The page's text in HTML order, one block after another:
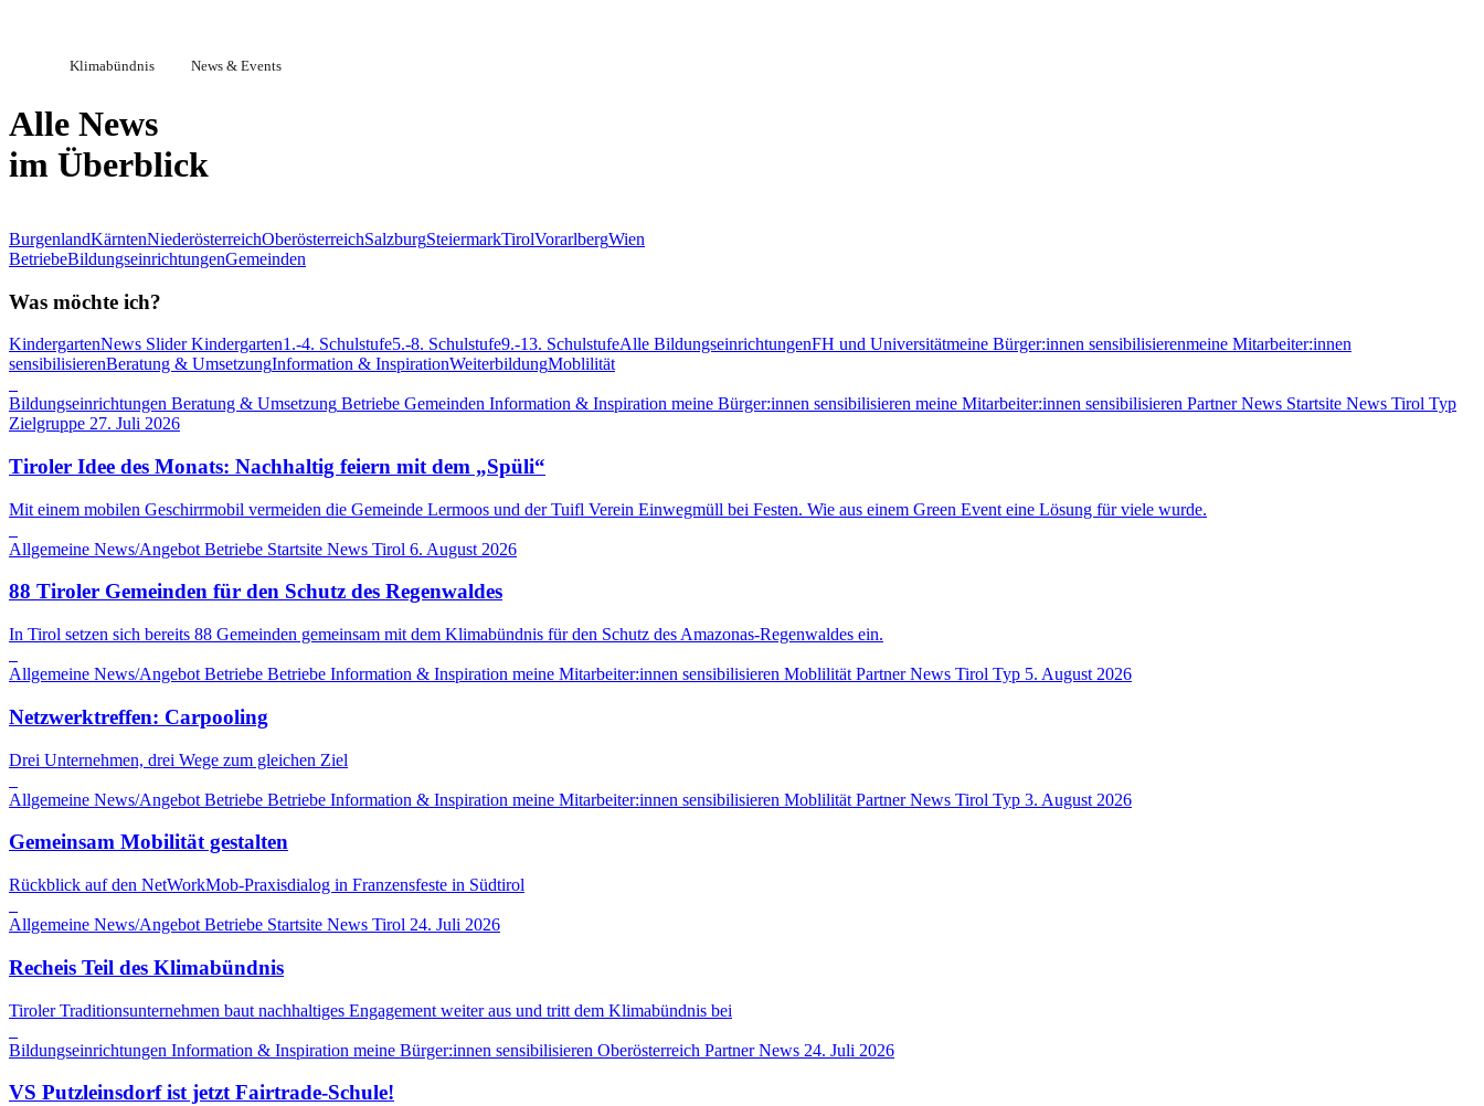
Klimabündnis News & Events
Alle News
im Überblick
BurgenlandKärntenNiederösterreichOberösterreichSalzburgSteiermarkTirolVorarlbergWien
BetriebeBildungseinrichtungenGemeinden
Was möchte ich?
KindergartenNews Slider Kindergarten1.-4. Schulstufe5.-8. Schulstufe9.-13. SchulstufeAlle BildungseinrichtungenFH und Universitätmeine Bürger:innen sensibilisierenmeine Mitarbeiter:innen
sensibilisierenBeratung & UmsetzungInformation & InspirationWeiterbildungMoblilität
Bildungseinrichtungen Beratung & Umsetzung Betriebe Gemeinden Information & Inspiration meine Bürger:innen sensibilisieren meine Mitarbeiter:innen sensibilisieren Partner News Startsite News Tirol Typ
Zielgruppe 27. Juli 2026
Tiroler Idee des Monats: Nachhaltig feiern mit dem „Spüli“
Mit einem mobilen Geschirrmobil vermeiden die Gemeinde Lermoos und der Tuifl Verein Einwegmüll bei Festen. Wie aus einem Green Event eine Lösung für viele wurde.
Allgemeine News/Angebot Betriebe Startsite News Tirol 6. August 2026
88 Tiroler Gemeinden für den Schutz des Regenwaldes
In Tirol setzen sich bereits 88 Gemeinden gemeinsam mit dem Klimabündnis für den Schutz des Amazonas-Regenwaldes ein.
Allgemeine News/Angebot Betriebe Betriebe Information & Inspiration meine Mitarbeiter:innen sensibilisieren Moblilität Partner News Tirol Typ 5. August 2026
Netzwerktreffen: Carpooling
Drei Unternehmen, drei Wege zum gleichen Ziel
Allgemeine News/Angebot Betriebe Betriebe Information & Inspiration meine Mitarbeiter:innen sensibilisieren Moblilität Partner News Tirol Typ 3. August 2026
Gemeinsam Mobilität gestalten
Rückblick auf den NetWorkMob-Praxisdialog in Franzensfeste in Südtirol
Allgemeine News/Angebot Betriebe Startsite News Tirol 24. Juli 2026
Recheis Teil des Klimabündnis
Tiroler Traditionsunternehmen baut nachhaltiges Engagement weiter aus und tritt dem Klimabündnis bei
Bildungseinrichtungen Information & Inspiration meine Bürger:innen sensibilisieren Oberösterreich Partner News 24. Juli 2026
VS Putzleinsdorf ist jetzt Fairtrade-Schule!